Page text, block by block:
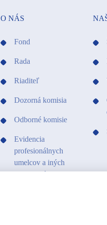
O NÁS
Fond
Rada
Riaditeľ
Dozorná komisia
Odborné komisie
Evidencia
profesionálnych
umelcov a iných
profesionálov v